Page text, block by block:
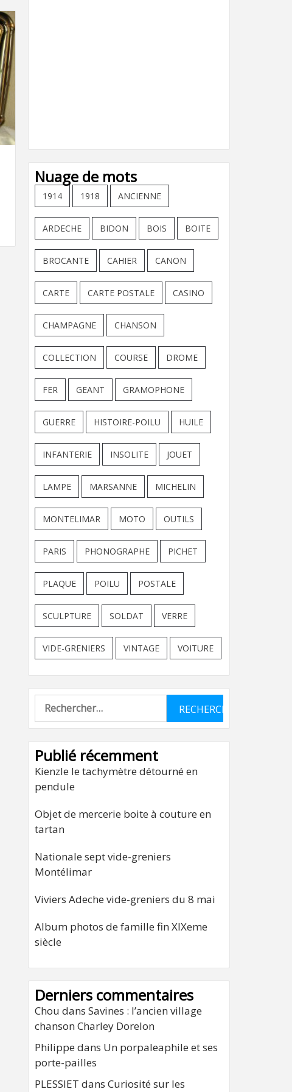
Nuage de mots
1914 1918 ANCIENNE
ARDECHE BIDON BOIS BOITE
BROCANTE CAHIER CANON
CARTE CARTE POSTALE CASINO
CHAMPAGNE CHANSON
COLLECTION COURSE DROME
FER GEANT GRAMOPHONE
GUERRE HISTOIRE-POILU HUILE
INFANTERIE INSOLITE JOUET
LAMPE MARSANNE MICHELIN
MONTELIMAR MOTO OUTILS
PARIS PHONOGRAPHE PICHET
PLAQUE POILU POSTALE
SCULPTURE SOLDAT VERRE
VIDE-GRENIERS VINTAGE VOITURE
Rechercher :
Publié récemment
Kienzle le tachymètre détourné en
pendule
Objet de mercerie boite à couture en
tartan
Nationale sept vide-greniers
Montélimar
Viviers Adeche vide-greniers du 8 mai
Album photos de famille fin XIXeme
siècle
Derniers commentaires
Chou dans Savines : l’ancien village
chanson Charley Dorelon
Philippe dans Un porpaleaphile et ses
porte-pailles
PLESSIET dans Curiosité sur les